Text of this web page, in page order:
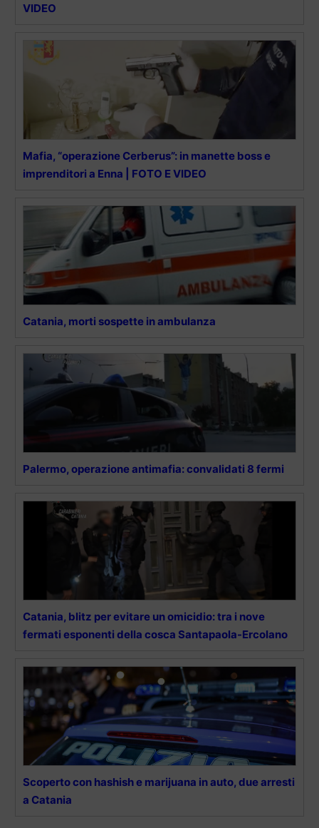
VIDEO
Mafia, “operazione Cerberus”: in manette boss e
imprenditori a Enna | FOTO E VIDEO
Catania, morti sospette in ambulanza
Palermo, operazione antimafia: convalidati 8 fermi
Catania, blitz per evitare un omicidio: tra i nove
fermati esponenti della cosca Santapaola-Ercolano
Scoperto con hashish e marijuana in auto, due arresti
a Catania